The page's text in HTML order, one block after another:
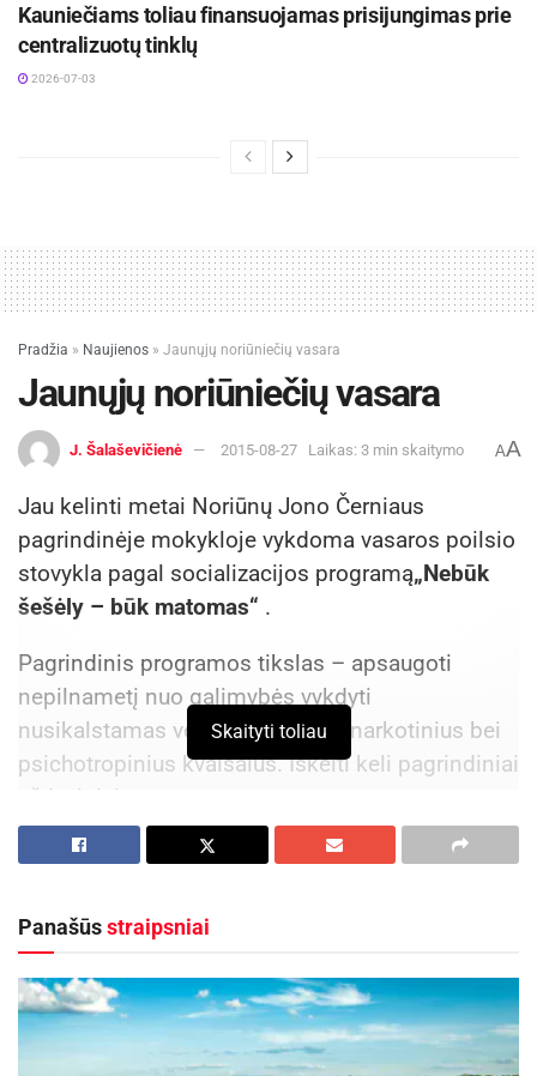
Kauniečiams toliau finansuojamas prisijungimas prie
centralizuotų tinklų
2026-07-03
Pradžia » Naujienos » Jaunųjų noriūniečių vasara
Jaunųjų noriūniečių vasara
J. Šalaševičienė 2015-08-27 Laikas: 3 min skaitymo AA
Jau kelinti metai Noriūnų Jono Černiaus
pagrindinėje mokykloje vykdoma vasaros poilsio
stovykla pagal socializacijos programą„Nebūk
šešėly – būk matomas“ .
Pagrindinis programos tikslas – apsaugoti
nepilnametį nuo galimybės vykdyti
nusikalstamas veikas bei vartoti narkotinius bei
psichotropinius kvaišalus. Iškelti keli pagrindiniai
uždaviniai:
Aktualios naujienos
DHL perka „Venipak“ grupę: stiprins pozicijas
Baltijos šalyse
Europos Sąjungos sankcijos „Mere“ tinklo
savininkams: ekonominio saugumo ir solidarumo
su Ukraina užtikrinimas
Skaityti toliau
Panašūsstraipsniai